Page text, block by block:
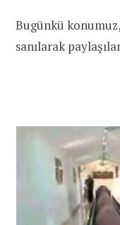
Bugünkü
sanılarak